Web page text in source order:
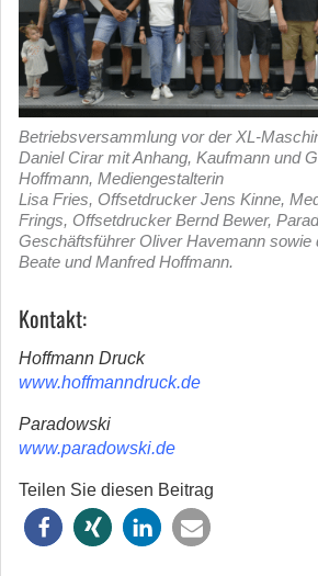
Betriebsversammlung vor der XL-
Daniel Cirar mit Anhang, Kaufmann und
Hoffmann, Mediengestalterin
Lisa Fries, Offsetdrucker Jens Kinne,
Frings, Offsetdrucker Bernd Bewer,
Geschäftsführer Oliver Havemann sowie
Beate und Manfred Hoffmann.
Kontakt:
Hoffmann Druck
www.hoffmanndruck.de
Paradowski
www.paradowski.de
Teilen Sie diesen Beitrag